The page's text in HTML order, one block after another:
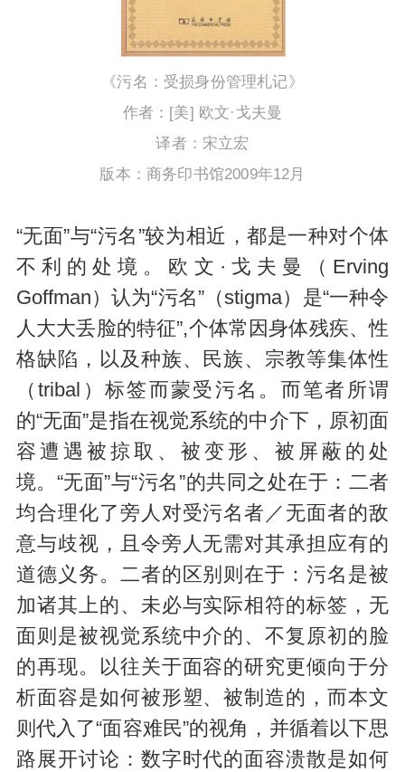
《污名：受损身份管理札记》
作者：[美] 欧文·戈夫曼
译者：宋立宏
版本：商务印书馆2009年12月
“无面”与“污名”较为相近，都是一种对个体
不利的处境。欧文·戈夫曼（Erving
Goffman）认为“污名”（stigma）是“一种令
人大大丢脸的特征”,个体常因身体残疾、性
格缺陷，以及种族、民族、宗教等集体性
（tribal）标签而蒙受污名。而笔者所谓
的“无面”是指在视觉系统的中介下，原初面
容遭遇被掠取、被变形、被屏蔽的处
境。“无面”与“污名”的共同之处在于：二者
均合理化了旁人对受污名者／无面者的敌
意与歧视，且令旁人无需对其承担应有的
道德义务。二者的区别则在于：污名是被
加诸其上的、未必与实际相符的标签，无
面则是被视觉系统中介的、不复原初的脸
的再现。以往关于面容的研究更倾向于分
析面容是如何被形塑、被制造的，而本文
则代入了“面容难民”的视角，并循着以下思
路展开讨论：数字时代的面容溃散是如何